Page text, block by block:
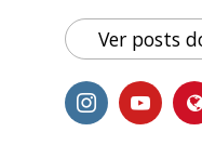
Ver posts